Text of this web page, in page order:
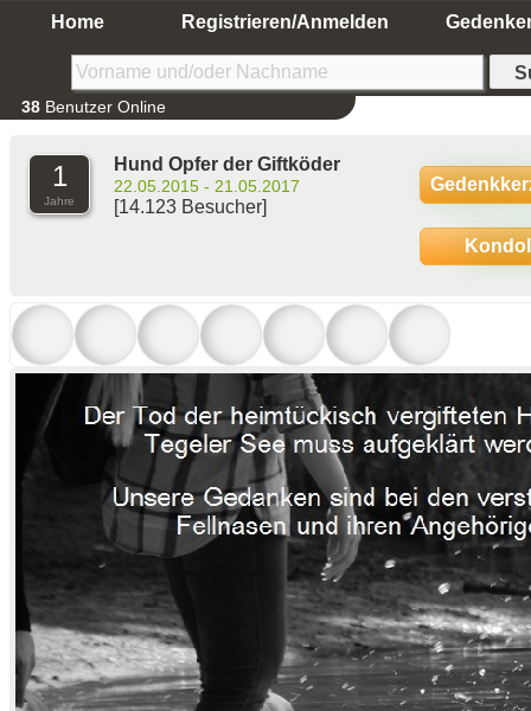
Home Registrieren/Anmelden
38 Benutzer Online
1
Jahre
Hund Opfer der Giftköder
22.05.2015 - 21.05.2017
[14.123 Besucher]